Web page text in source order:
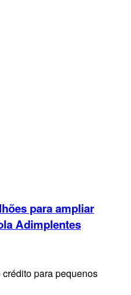
para ampliar
Adimplentes
para pequenos